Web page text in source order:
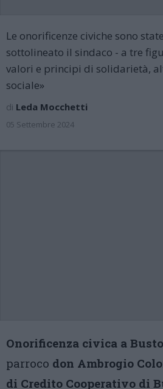
Le onorificenze civiche sono
sottolineato il sindaco - a tre
valori e principi di solidarietà,
sociale»
di Leda Mocchetti
05 Settembre 2024
Onorificenza civica a
parroco don Ambrogio
di Credito Cooperativo di